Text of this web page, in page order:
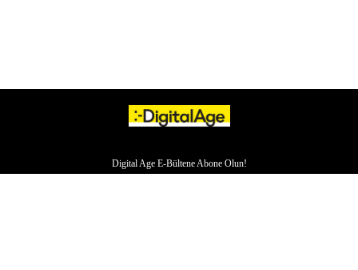
Digital Age E-Bültene Abone Olun!